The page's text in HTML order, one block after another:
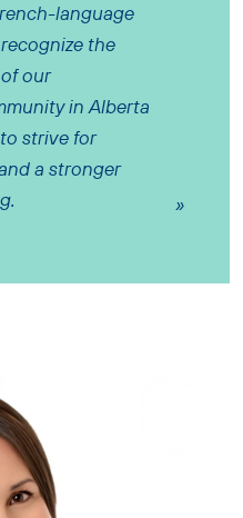
language
the
our
in Alberta
strive for
a stronger